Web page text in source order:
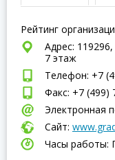
Рейтинг
Адрес:
7 этаж
Телефон: +7
Факс: +7 (499)
Электронная
Сайт:
Часы работы: